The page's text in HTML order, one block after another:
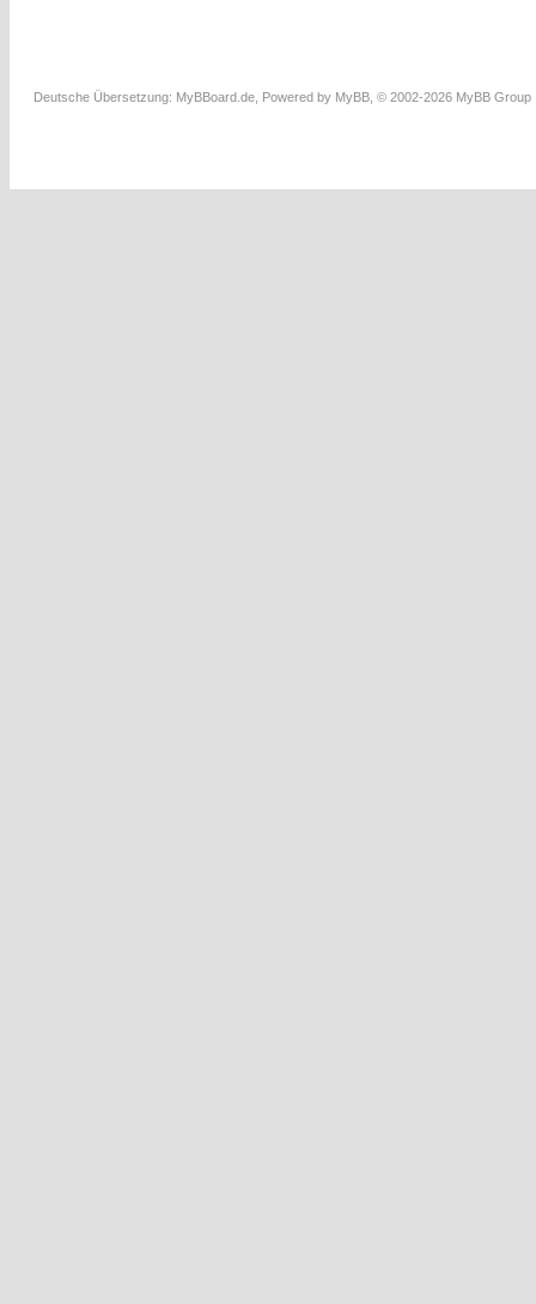
Deutsche Übersetzung: MyBBoard.de , Powered by MyBB , © 2002-2026 MyBB Group